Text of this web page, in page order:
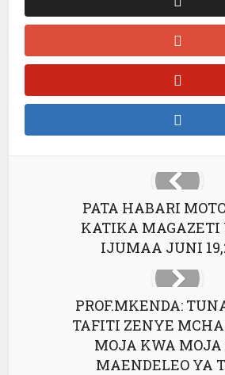
PATA HABARI
KATIKA MAGAZETI
IJUMAA JUNI
PROF.MKENDA:
TAFITI ZENYE
MOJA KWA
MAENDELEO YA